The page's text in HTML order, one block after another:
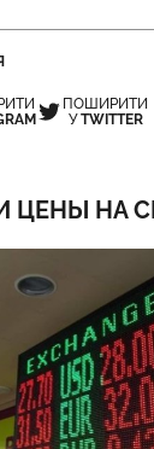
ПОШИРИТИ
УTWITTER
ЦЕНЫ НА